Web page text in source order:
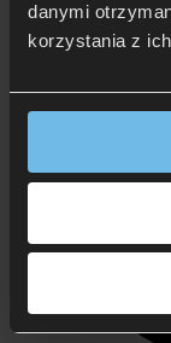
danymi
korzystania z ich